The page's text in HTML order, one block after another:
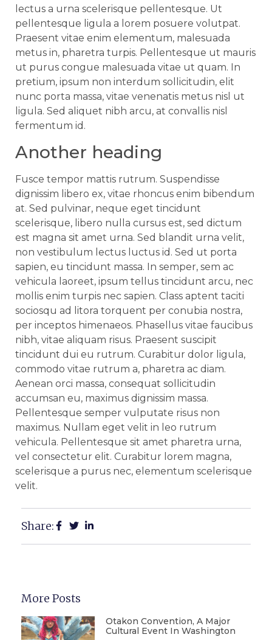
lectus a urna scelerisque pellentesque. Ut
pellentesque ligula a lorem posuere volutpat.
Praesent vitae enim elementum, malesuada
metus in, pharetra turpis. Pellentesque ut mauris
ut purus congue malesuada vitae ut quam. In
pretium, ipsum non interdum sollicitudin, elit
nunc porta massa, vitae venenatis metus nisl ut
ligula. Sed aliquet nibh arcu, at convallis nisl
fermentum id.
Another heading
Fusce tempor mattis rutrum. Suspendisse
dignissim libero ex, vitae rhoncus enim bibendum
at. Sed pulvinar, neque eget tincidunt
scelerisque, libero nulla cursus est, sed dictum
est magna sit amet urna. Sed blandit urna velit,
non vestibulum lectus luctus id. Sed ut porta
sapien, eu tincidunt massa. In semper, sem ac
vehicula laoreet, ipsum tellus tincidunt arcu, nec
mollis enim turpis nec sapien. Class aptent taciti
sociosqu ad litora torquent per conubia nostra,
per inceptos himenaeos. Phasellus vitae faucibus
nibh, vitae aliquam risus. Praesent suscipit
tincidunt dui eu rutrum. Curabitur dolor ligula,
commodo vitae rutrum a, pharetra ac diam.
Aenean orci massa, consequat sollicitudin
accumsan eu, maximus dignissim massa.
Pellentesque semper vulputate risus non
maximus. Nullam eget velit in leo rutrum
vehicula. Pellentesque sit amet pharetra urna,
vel consectetur elit. Curabitur lorem magna,
scelerisque a purus nec, elementum scelerisque
velit.
Share:
More Posts
Otakon Convention, A Major
Cultural Event In Washington